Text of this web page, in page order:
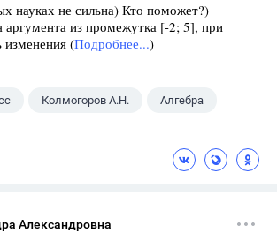
науках не сильна) Кто поможет?)
аргумента из промежутка [-2; 5], при
изменения (Подробнее...)
Колмогоров А.Н. Алгебра
Александровна